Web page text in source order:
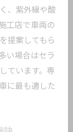
、紫外線や酸
工店で車両の
提案してもら
い場合はセラ
ています。専
に最も適した